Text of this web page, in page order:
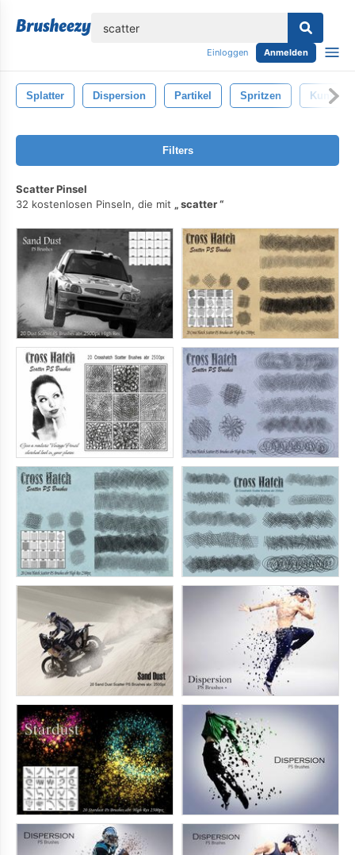
Einloggen Anmelden
Splatter Dispersion Partikel Spritzen Kunst
Filters
Scatter Pinsel
32 kostenlosen Pinseln, die mit
scatter